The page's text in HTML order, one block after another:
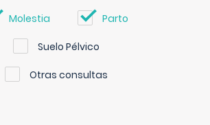
Molestia Parto
Suelo Pélvico
Otras consultas